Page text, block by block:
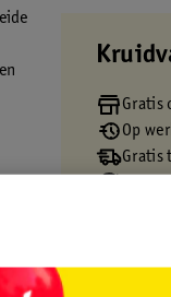
Gratis
Op
Gratis